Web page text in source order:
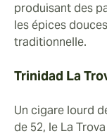
produisant des
les épices
traditionnelle.
Trinidad La
Un cigare lourd
de 52, le La